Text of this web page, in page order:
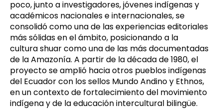
poco,junto a investigadores, jóvenes indígenas y
académicos nacionales e internacionales, se
consolidócomouna de las experiencias editoriales
más sólidas en el ámbito, posicionando a la
culturashuar como una de las más documentadas
de la Amazonía. A partir de la década de 1980, el
proyecto se amplió hacia otros pueblos indígenas
del Ecuador con lossellos Mundo Andinoy Ethnos,
en un contexto de fortalecimiento del movimiento
indígena y de la educación intercultural bilingüe.